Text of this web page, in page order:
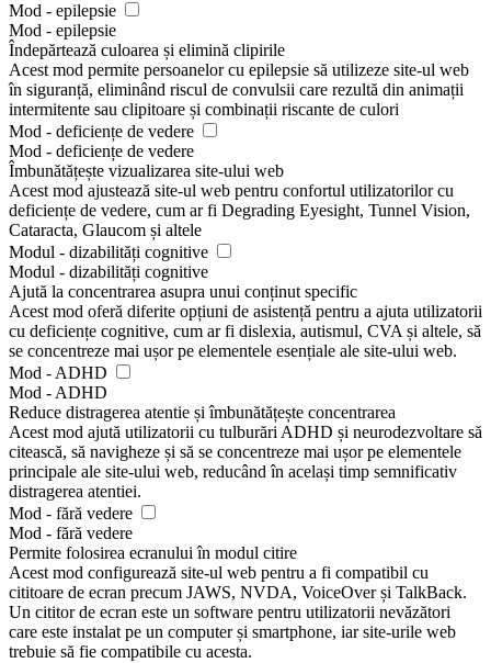
Mod - epilepsie
Mod - epilepsie
Îndepărtează culoarea și elimină clipirile
Acest mod permite persoanelor cu epilepsie să utilizeze site-ul web
în siguranță, eliminând riscul de convulsii care rezultă din animații
intermitente sau clipitoare și combinații riscante de culori
Mod - deficiențe de vedere
Mod - deficiențe de vedere
Îmbunătățește vizualizarea site-ului web
Acest mod ajustează site-ul web pentru confortul utilizatorilor cu
deficiențe de vedere, cum ar fi Degrading Eyesight, Tunnel Vision,
Cataracta, Glaucom și altele
Modul - dizabilități cognitive
Modul - dizabilități cognitive
Ajută la concentrarea asupra unui conținut specific
Acest mod oferă diferite opțiuni de asistență pentru a ajuta utilizatorii
cu deficiențe cognitive, cum ar fi dislexia, autismul, CVA și altele, să
se concentreze mai ușor pe elementele esențiale ale site-ului web.
Mod - ADHD
Mod - ADHD
Reduce distragerea atentie și îmbunătățește concentrarea
Acest mod ajută utilizatorii cu tulburări ADHD și neurodezvoltare să
citească, să navigheze și să se concentreze mai ușor pe elementele
principale ale site-ului web, reducând în același timp semnificativ
distragerea atentiei.
Mod - fără vedere
Mod - fără vedere
Permite folosirea ecranului în modul citire
Acest mod configurează site-ul web pentru a fi compatibil cu
cititoare de ecran precum JAWS, NVDA, VoiceOver și TalkBack.
Un cititor de ecran este un software pentru utilizatorii nevăzători
care este instalat pe un computer și smartphone, iar site-urile web
trebuie să fie compatibile cu acesta.